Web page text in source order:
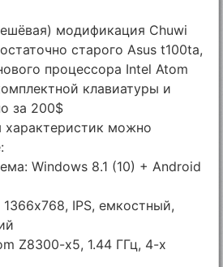
модификация Chuwi
старого Asus t100ta,
процессора Intel Atom
клавиатуры и
за 200$
можно
Windows 8.1 (10) + Android
IPS, емкостный,
Z8300-x5, 1.44 ГГц, 4-х